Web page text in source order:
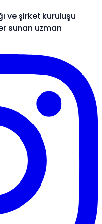
ve şirket kuruluşu
sunan uzman